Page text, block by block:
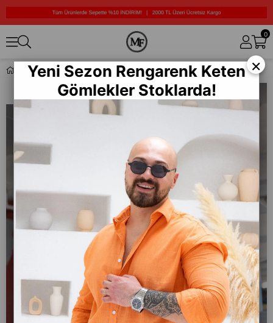
0
Paça Lastikli Rahat Kalıp Eşofman (JGS01) ×
Yeni Sezon Rengarenk Keten
Gömlekler Stoklarda!